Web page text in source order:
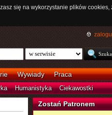
się na wykorzystanie plików
Wywiady Praca
Humanistyka Ciekawostki
Zostań Patronem